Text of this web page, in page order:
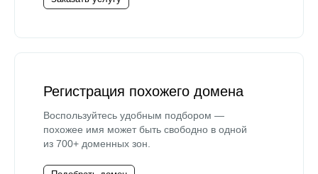
Регистрация похожего домена
Воспользуйтесь удобным подбором —
похожее имя может быть свободно в одной
из 700+ доменных зон.